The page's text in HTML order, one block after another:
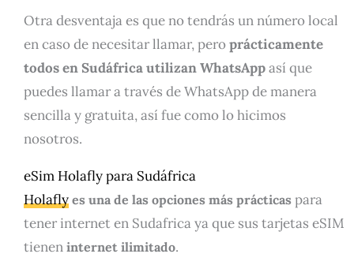
Otra desventaja es que no tendrás un número local
en caso de necesitar llamar, peroprácticamente
todos en Sudáfrica utilizan WhatsAppasí que
puedes llamar a través de WhatsApp de manera
sencilla y gratuita, así fue como lo hicimos
nosotros.
eSim Holafly para Sudáfrica
Holafly es una de las opciones más prácticas para
tener internet en Sudafrica ya que sus tarjetas eSIM
tienen internet ilimitado.